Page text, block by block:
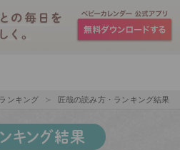
ンキング 匠哉の読み方・ランキング結果
キング結果